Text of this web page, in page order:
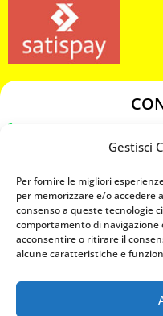
Gestisci
Per fornire le migliori
per memorizzare e/o accedere
consenso a queste tecnologie
comportamento di navigazione
acconsentire o ritirare il
alcune caratteristiche e
Privacy Policy
Cookie Policy